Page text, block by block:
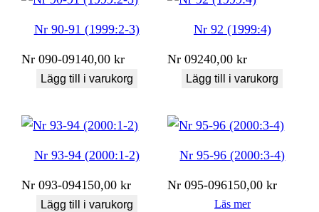
Nr 90-91 (1999:2-3)
Nr 090-09140,00kr
Lägg till i varukorg
Nr 92 (1999:4)
Nr 09240,00kr
Lägg till i varukorg
Nr 93-94 (2000:1-2)
Nr 093-094150,00kr
Lägg till i varukorg
Nr 95-96 (2000:3-4)
Nr 095-096150,00kr
Läs mer